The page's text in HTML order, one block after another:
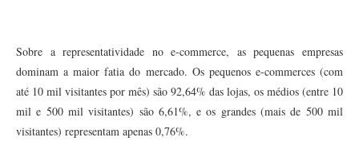
Sobre a representatividade no e-commerce, as pequenas empresas
dominam a maior fatia do mercado. Os pequenos e-commerces (com
até 10 mil visitantes por mês) são 92,64% das lojas, os médios (entre 10
mil e 500 mil visitantes) são 6,61%, e os grandes (mais de 500 mil
visitantes) representam apenas 0,76%.